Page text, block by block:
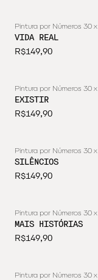
Pintura por Números 30
VIDA REAL
R$149,90
Pintura por Números 30
EXISTIR
R$149,90
Pintura por Números 30
SILÊNCIOS
R$149,90
Pintura por Números 30
MAIS HISTÓRIAS
R$149,90
Pintura por Números 30